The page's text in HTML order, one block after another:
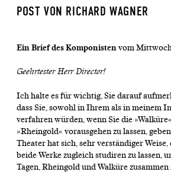
POST VON RICHARD WAGNER
Ein Brief des Komponistenvom
Geehrtester Herr Director!
Ich halte es für wichtig, Sie darauf
dass Sie, sowohl in Ihrem als in meinem
verfahren würden, wenn Sie die
»Rheingold« vorausgehen zu lassen,
Theater hat sich, sehr verständiger Weise,
beide Werke zugleich studiren zu lassen,
Tagen, Rheingold und Walküre zusammen